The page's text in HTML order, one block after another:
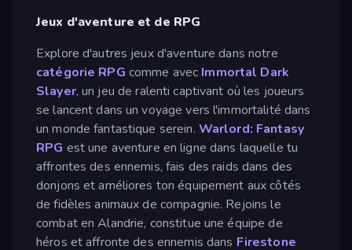
Jeux d'aventure et de RPG
Explore d'autres jeux d'aventure dans notre
catégorie RPG comme avec Immortal Dark
Slayer, un jeu de ralenti captivant où les joueurs
se lancent dans un voyage vers l'immortalité dans
un monde fantastique serein. Warlord: Fantasy
RPG est une aventure en ligne dans laquelle tu
affrontes des ennemis, fais des raids dans des
donjons et améliores ton équipement aux côtés
de fidèles animaux de compagnie. Rejoins le
combat en Alandrie, constitue une équipe de
héros et affronte des ennemis dans Firestone